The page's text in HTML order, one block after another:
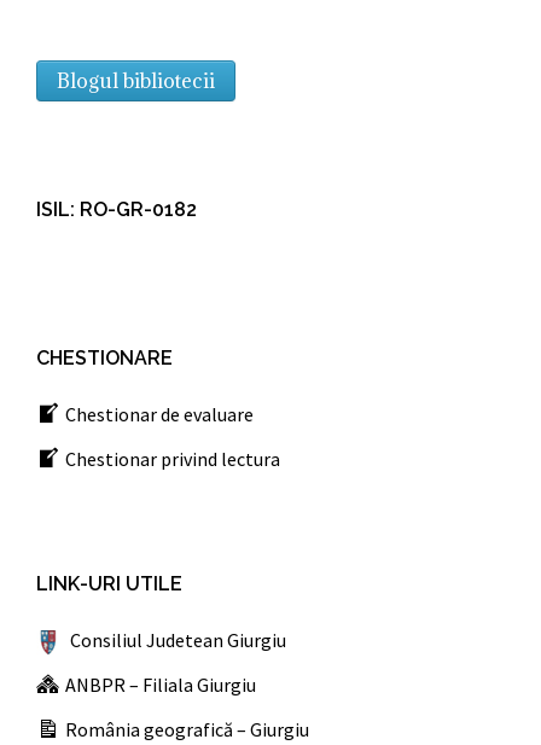
Blogul bibliotecii
ISIL: RO-GR-0182
CHESTIONARE
Chestionar de evaluare
Chestionar privind lectura
LINK-URI UTILE
Consiliul Judetean Giurgiu
ANBPR – Filiala Giurgiu
România geografică – Giurgiu